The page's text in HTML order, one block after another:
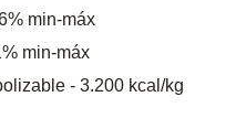
min-máx
min-máx
- 3.200 kcal/kg